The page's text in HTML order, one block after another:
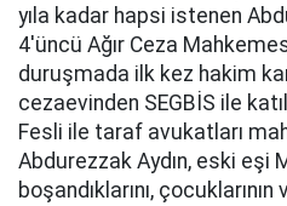
yıla kadar hapsi istenen
4'üncü Ağır Ceza
duruşmada ilk kez hakim
cezaevinden SEGBİS ile
Fesli ile taraf avukatları
Abdurezzak Aydın, eski eşi
boşandıklarını,